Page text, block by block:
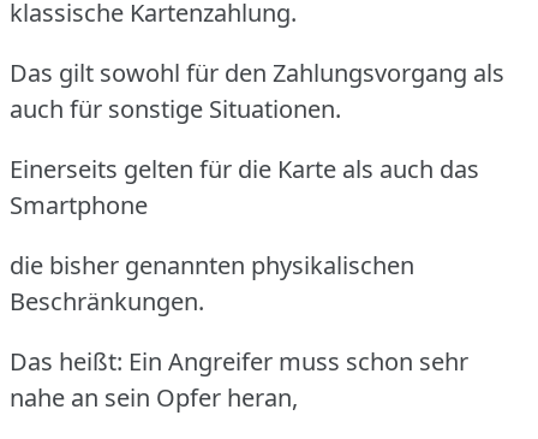
klassische Kartenzahlung.
Das gilt sowohl für den Zahlungsvorgang als
auch für sonstige Situationen.
Einerseits gelten für die Karte als auch das
Smartphone
die bisher genannten physikalischen
Beschränkungen.
Das heißt: Ein Angreifer muss schon sehr
nahe an sein Opfer heran,